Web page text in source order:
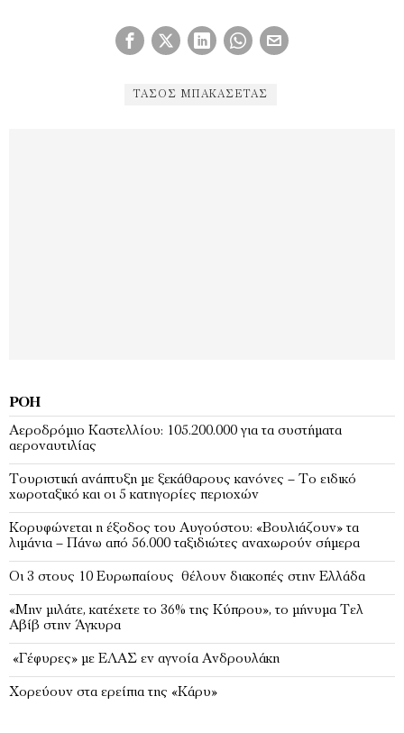
ΤΆΣΟΣ ΜΠΑΚΑΣΈΤΑΣ
ΡΟΉ
Αεροδρόμιο Καστελλίου: 105.200.000 για τα συστήματα
αεροναυτιλίας
Τουριστική ανάπτυξη με ξεκάθαρους κανόνες – Το ειδικό
χωροταξικό και οι 5 κατηγορίες περιοχών
Κορυφώνεται η έξοδος του Αυγούστου: «Βουλιάζουν» τα
λιμάνια – Πάνω από 56.000 ταξιδιώτες αναχωρούν σήμερα
Οι 3 στους 10 Ευρωπαίους θέλουν διακοπές στην Ελλάδα
«Μην μιλάτε, κατέχετε το 36% της Κύπρου», το μήνυμα Τελ
Αβίβ στην Άγκυρα
«Γέφυρες» με ΕΛΑΣ εν αγνοία Ανδρουλάκη
Χορεύουν στα ερείπια της «Κάρυ»